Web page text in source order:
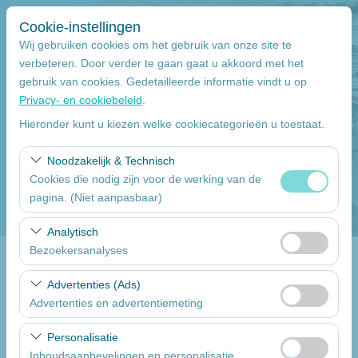
Cookie-instellingen
Wij gebruiken cookies om het gebruik van onze site te
verbeteren. Door verder te gaan gaat u akkoord met het
gebruik van cookies. Gedetailleerde informatie vindt u op
Privacy- en cookiebeleid
Hieronder kunt u kiezen welke cookiecategorieën u toestaat.
Noodzakelijk & Technisch
Cookies die nodig zijn voor de werking van de
pagina. (Niet aanpasbaar)
Deze cookies zijn noodzakelijk voor het correct
functioneren van de site, beveiliging, sessiebeheer en
basisfunctionaliteiten. Ze kunnen niet worden
uitgeschakeld.
Analytisch
Bezoekersanalyses
Deze cookies stellen ons in staat te analyseren hoe onze
website wordt gebruikt (aantal bezoekers, meest
bezochte pagina’s, gebruikersgedrag). Deze gegevens
worden gebruikt om de prestaties van de website te
meten en de gebruikerservaring voortdurend te
Advertenties (Ads)
Advertenties en advertentiemeting
Deze cookies stellen ons in staat om gepersonaliseerde
advertenties te tonen op basis van uw interesses en de
Personalisatie
Pickup Locatie
Mersin
Wilt u de auto inleveren op een ander locatie
Pickup datum
inlever datum & uur
Een lijst van de auto's